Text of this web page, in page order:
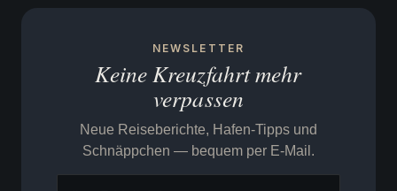
NEWSLETTER
Keine Kreuzfahrt mehr
verpassen
Neue Reiseberichte, Hafen-Tipps und
Schnäppchen — bequem per E-Mail.